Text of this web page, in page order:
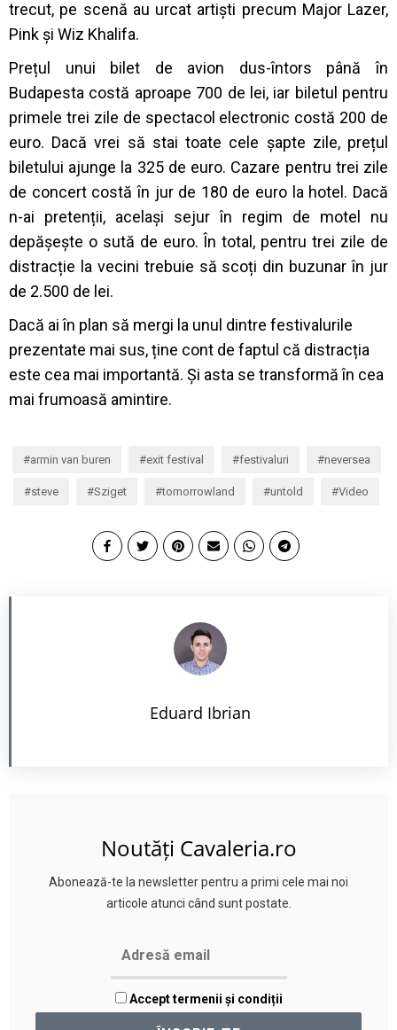
trecut, pe scenă au urcat artiști precum Major Lazer,
Pink și Wiz Khalifa.
Prețul unui bilet de avion dus-întors până în
Budapesta costă aproape 700 de lei, iar biletul pentru
primele trei zile de spectacol electronic costă 200 de
euro. Dacă vrei să stai toate cele șapte zile, prețul
biletului ajunge la 325 de euro. Cazare pentru trei zile
de concertcostă în jur de 180 de euro la hotel. Dacă
n-ai pretenții, același sejur în regim de motel nu
depășește o sută de euro. În total, pentru trei zile de
distracție la vecini trebuie să scoți din buzunar în jur
de 2.500 de lei.
Dacă ai în plan să mergi la unul dintre festivalurile
prezentate mai sus, ține cont de faptul că distracția
este cea mai importantă. Și asta se transformă în cea
mai frumoasă amintire.
armin van buren exit festival festivaluri neversea
steve Sziget tomorrowland untold Video
Eduard Ibrian
Noutăți Cavaleria.ro
Abonează-te la newsletter pentru a primi cele mai noi
articole atunci când sunt postate.
Accept termenii și condiții